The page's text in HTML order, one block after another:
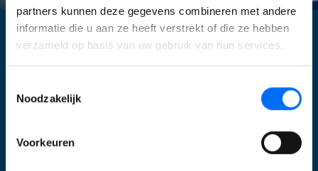
partners kunnen deze gegevens combineren met andere
informatie die u aan ze heeft verstrekt of die ze hebben
verzameld op basis van uw gebruik van hun services.
Noodzakelijk
Voorkeuren
KLANTCASE BEUN-DE RONDE
HADEC maakte al lange tijd gebruik van Dynamics NAV en
besloot in het voorjaar van 2021 de stap van Microsoft